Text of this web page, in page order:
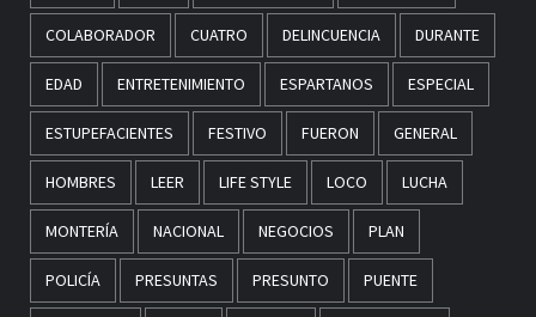
COLABORADOR CUATRO DELINCUENCIA DURANTE
EDAD ENTRETENIMIENTO ESPARTANOS ESPECIAL
ESTUPEFACIENTES FESTIVO FUERON GENERAL
HOMBRES LEER LIFE STYLE LOCO LUCHA
MONTERÍA NACIONAL NEGOCIOS PLAN
POLICÍA PRESUNTAS PRESUNTO PUENTE